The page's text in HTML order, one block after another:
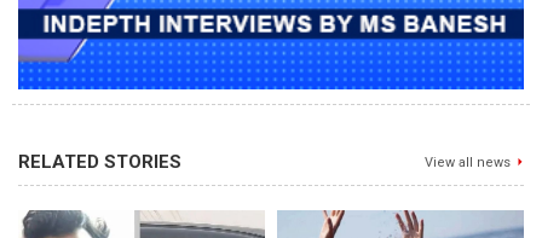
RELATED STORIES View all news